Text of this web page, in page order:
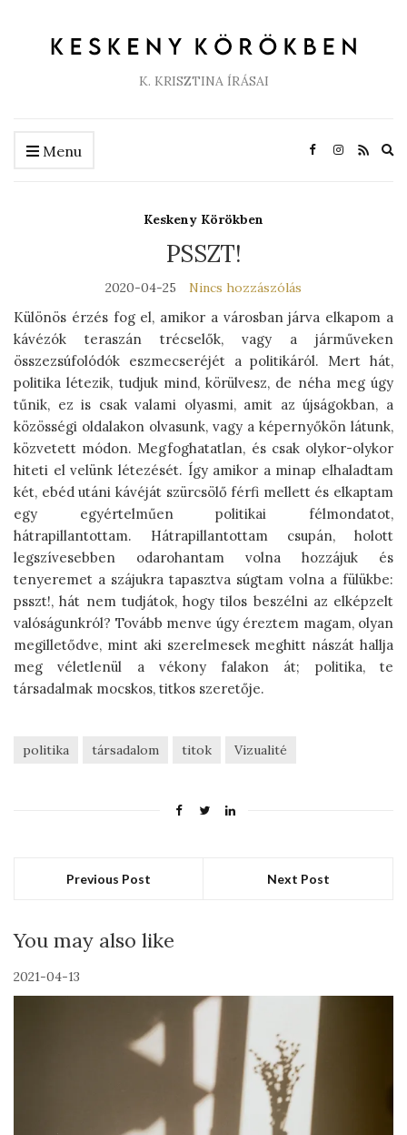
K. KRISZTINA ÍRÁSAI
Menu
Keskeny Körökben
PSSZT!
2020-04-25 Nincs hozzászólás
Különös érzés fog el, amikor a városban járva elkapom a
kávézók teraszán trécselők, vagy a járműveken
összezsúfolódók eszmecseréjét a politikáról. Mert hát,
politika létezik, tudjuk mind, körülvesz, de néha meg úgy
tűnik, ez is csak valami olyasmi, amit az újságokban, a
közösségi oldalakon olvasunk, vagy a képernyőkön látunk,
közvetett módon. Megfoghatatlan, és csak olykor-olykor
hiteti el velünk létezését. Így amikor a minap elhaladtam
két, ebéd utáni kávéját szürcsölő férfi mellett és elkaptam
egy egyértelműen politikai félmondatot,
hátrapillantottam. Hátrapillantottam csupán, holott
legszívesebben odarohantam volna hozzájuk és
tenyeremet a szájukra tapasztva súgtam volna a fülükbe:
psszt!, hát nem tudjátok, hogy tilos beszélni az elképzelt
valóságunkról? Tovább menve úgy éreztem magam, olyan
megilletődve, mint aki szerelmesek meghitt nászát hallja
meg véletlenül a vékony falakon át; politika, te
társadalmak mocskos, titkos szeretője.
politika társadalom titok Vizualité
Previous Post Next Post
You may also like
2021-04-13